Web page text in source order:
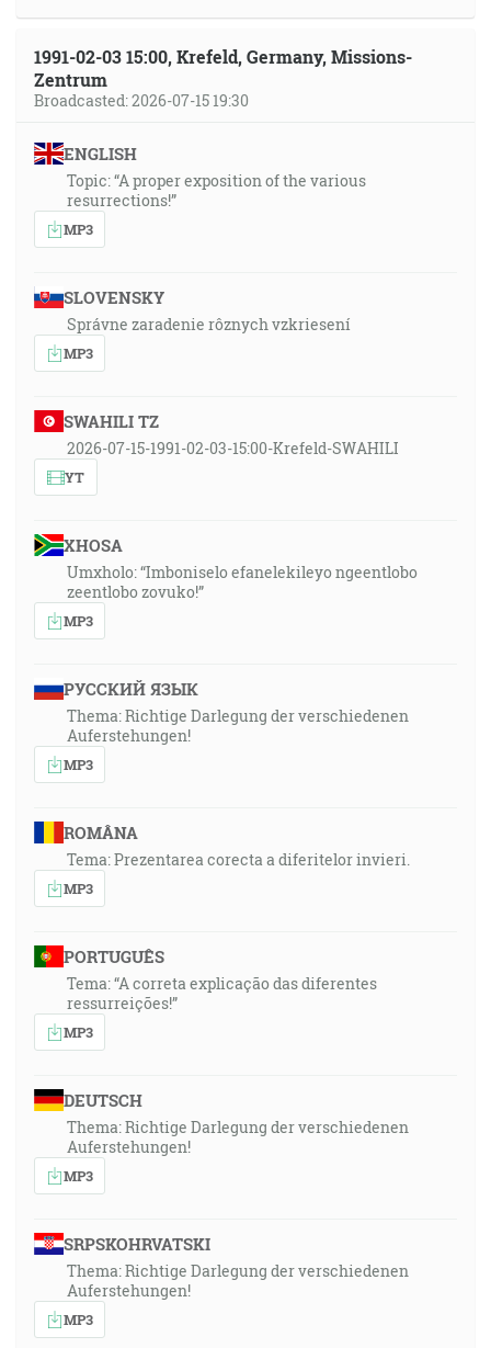
1991-02-03 15:00, Krefeld, Germany, Missions-
Zentrum
Broadcasted: 2026-07-15 19:30
ENGLISH
Topic: “A proper exposition of the various
resurrections!”
MP3
SLOVENSKY
Správne zaradenie rôznych vzkriesení
MP3
SWAHILI TZ
2026-07-15-1991-02-03-15:00-Krefeld-SWAHILI
YT
XHOSA
Umxholo: “Imboniselo efanelekileyo ngeentlobo
zeentlobo zovuko!”
MP3
РУССКИЙ ЯЗЫК
Thema: Richtige Darlegung der verschiedenen
Auferstehungen!
MP3
ROMÂNA
Tema: Prezentarea corecta a diferitelor invieri.
MP3
PORTUGUÊS
Tema: “A correta explicação das diferentes
ressurreições!”
MP3
DEUTSCH
Thema: Richtige Darlegung der verschiedenen
Auferstehungen!
MP3
SRPSKOHRVATSKI
Thema: Richtige Darlegung der verschiedenen
Auferstehungen!
MP3